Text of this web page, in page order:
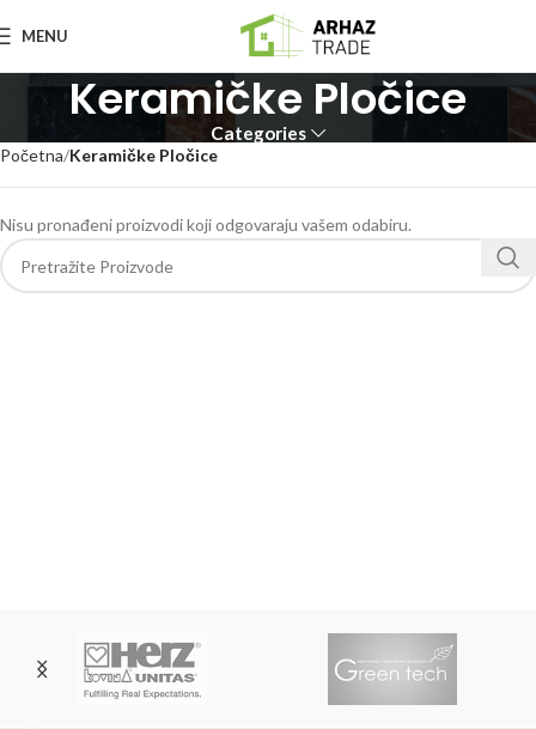
MENU
Keramičke Pločice
Categories
Početna Keramičke Pločice
Nisu pronađeni proizvodi koji odgovaraju vašem odabiru.